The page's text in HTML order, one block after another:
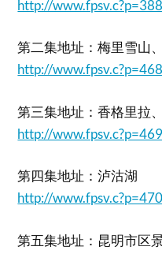
http://www.fpsv.c?p=388
第二集地址：梅里雪山
http://www.fpsv.c?p=468
第三集地址：香格里拉
http://www.fpsv.c?p=469
第四集地址：泸沽湖
http://www.fpsv.c?p=470
第五集地址：昆明市区